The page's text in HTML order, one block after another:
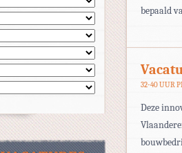
bepaald
32-40 UUR
Deze